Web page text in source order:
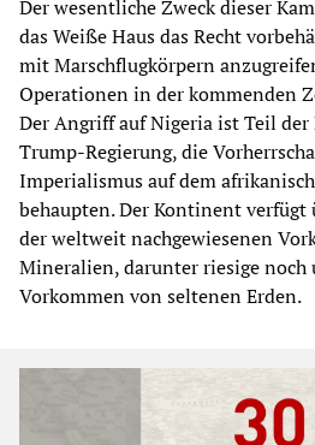
Der wesentliche Zweck dieser
das Weiße Haus das Recht
mit Marschflugkörpern
Operationen in der kommenden
Der Angriff auf Nigeria ist Teil der
Trump-Regierung, die
Imperialismus auf dem
behaupten. Der Kontinent verfügt
der weltweit nachgewiesenen
Mineralien, darunter riesige noch
Vorkommen von seltenen Erden.